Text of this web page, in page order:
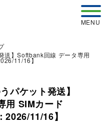
送】Softbank回線 データ専用
11/16】
パケット発送】
用 SIMカード
11/16】